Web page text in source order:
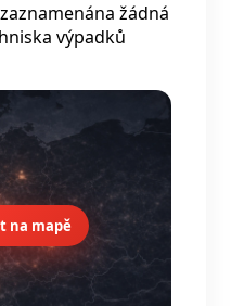
žádná
výpadků
na mapě